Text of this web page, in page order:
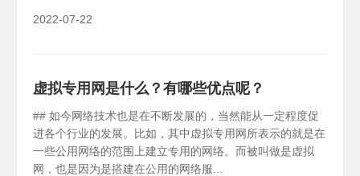
2022-07-22
虚拟专用网是什么？有哪些优点呢？
## 如今网络技术也是在不断发展的，当然能从一定程度促
进各个行业的发展。比如，其中虚拟专用网所表示的就是在
一些公用网络的范围上建立专用的网络。而被叫做是虚拟
网，也是因为是搭建在公用的网络服...